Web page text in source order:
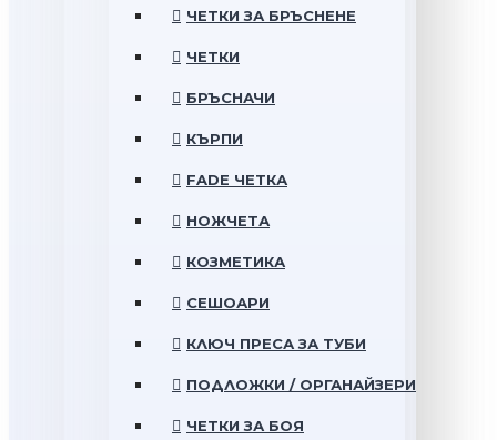
ЧЕТКИ ЗА БРЪСНЕНЕ
ЧЕТКИ
БРЪСНАЧИ
КЪРПИ
FADE ЧЕТКА
НОЖЧЕТА
КОЗМЕТИКА
СЕШОАРИ
КЛЮЧ ПРЕСА ЗА ТУБИ
ПОДЛОЖКИ / ОРГАНАЙЗЕРИ
ЧЕТКИ ЗА БОЯ